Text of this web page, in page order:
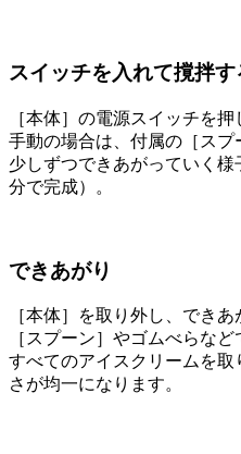
スイッチを入れて撹拌す
［本体］の電源スイッチを
手動の場合は、付属の［スプ
少しずつできあがっていく
分で完成）。
できあがり
［本体］を取り外し、でき
［スプーン］やゴムべらな
すべてのアイスクリームを
さが均一になります。